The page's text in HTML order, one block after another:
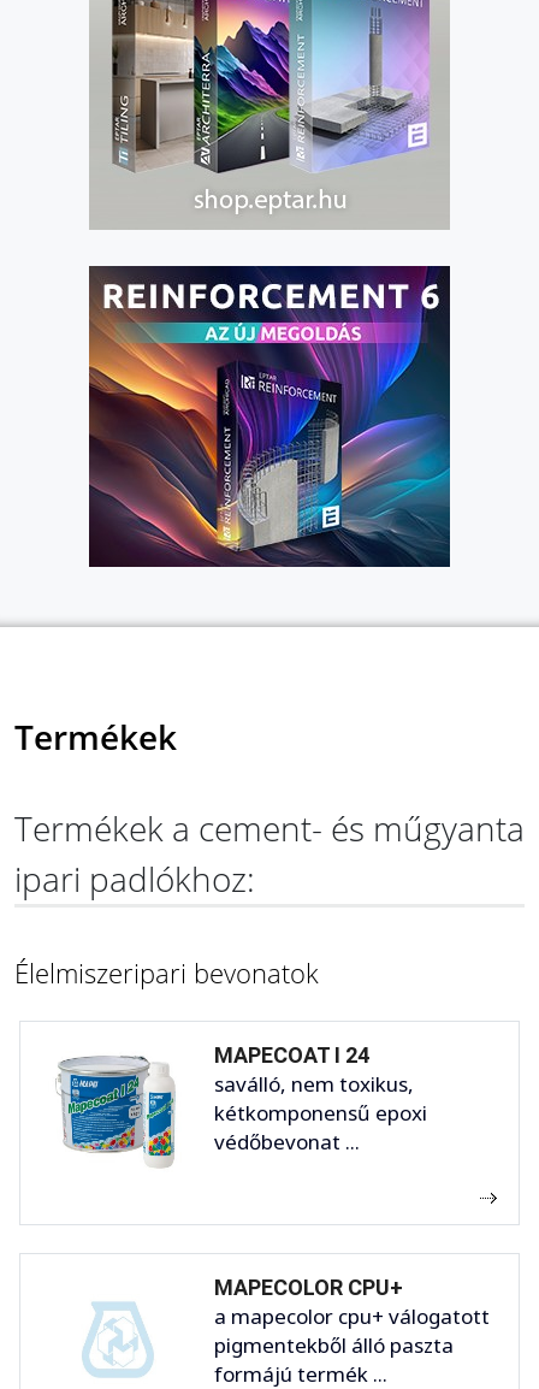
Termékek
Termékek a cement- és műgyanta
ipari padlókhoz:
Élelmiszeripari bevonatok
MAPECOAT I 24
saválló, nem toxikus,
kétkomponensű epoxi
védőbevonat ...
MAPECOLOR CPU+
a mapecolor cpu+ válogatott
pigmentekből álló paszta
formájú termék ...